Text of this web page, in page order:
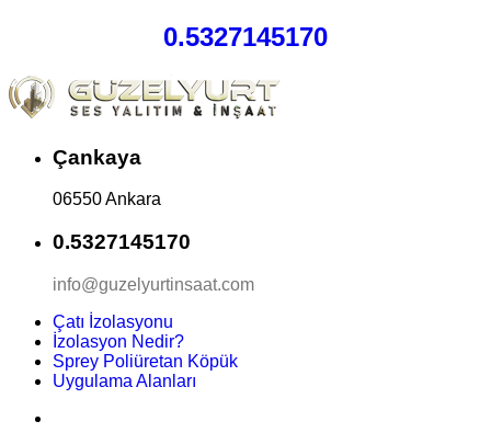
0.5327145170
Çankaya
06550 Ankara
0.5327145170
info@guzelyurtinsaat.com
Çatı İzolasyonu
İzolasyon Nedir?
Sprey Poliüretan Köpük
Uygulama Alanları